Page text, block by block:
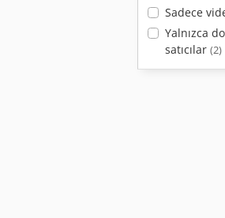
Sadece
Yalnızca
satıcılar (2)